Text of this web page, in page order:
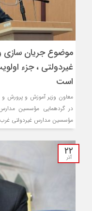
موضوع جریان
غیردولتی ، جزء
است
معاون وزیر آموزش و پرورش و
در گردهمایی مؤسسین
مؤسسین مدارس غیردولتی غرب
۲۲
آذر